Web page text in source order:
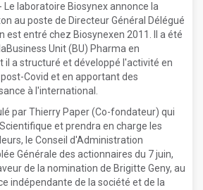
Le laboratoire Biosynex annonce la
au poste de Directeur Général Délégué
est entré chez Biosynexen 2011. Il a été
Unit (BU) Pharma en
il a structuré et développé l'activité en
Covid et en apportant des
à l'international.
par Thierry Paper (Co-fondateur) qui
et prendra en charge les
le Conseil d'Administration
Générale des actionnaires du 7 juin,
de la nomination de Brigitte Geny, au
indépendante de la société et de la